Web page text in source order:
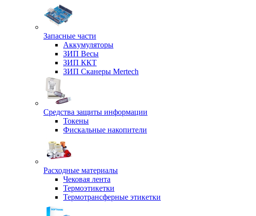
Запасные части
Аккумуляторы
ЗИП Весы
ЗИП ККТ
ЗИП Сканеры Mertech
Средства защиты информации
Токены
Фискальные накопители
Расходные материалы
Чековая лента
Термоэтикетки
Термотрансферные этикетки